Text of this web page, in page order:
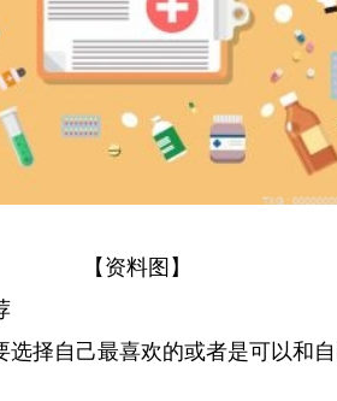
【资料图】
选择自己最喜欢的或者是可以和
热消息：心理健康服务纳入城乡基本公共服务体系需加强什么 《燧石枪：黎明